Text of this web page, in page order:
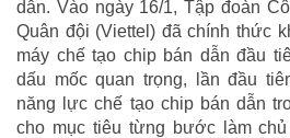
dẫn. Vào ngày 16/1, Tập đoàn
Quân đội (Viettel) đã chính thức
máy chế tạo chip bán dẫn đầu
dấu mốc quan trọng, lần đầu
năng lực chế tạo chip bán dẫn
cho mục tiêu từng bước làm